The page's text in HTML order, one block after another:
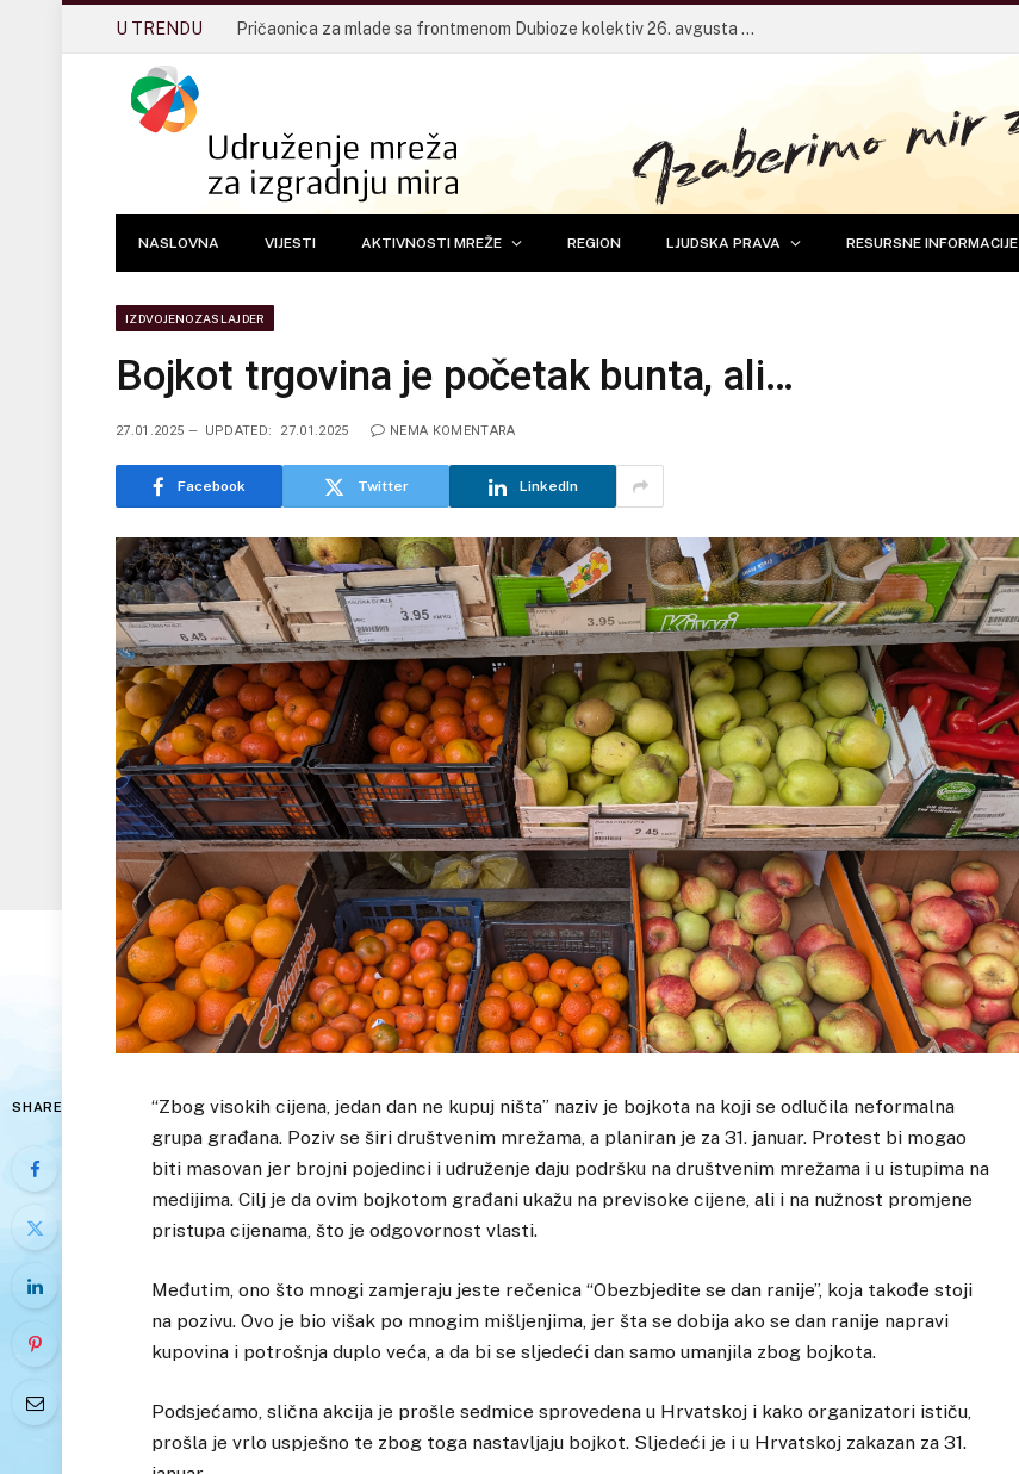
U TRENDU Pričaonica za mlade sa frontmenom Dubioze kolektiv 26. avgusta u Banjaluci
NASLOVNA VIJESTI AKTIVNOSTI MREŽE REGION LJUDSKA PRAVA RESURSNE INFORMACIJE
IZDVOJENOZASLAJDER
Bojkot trgovina je početak bunta, ali…
27.01.2025 UPDATED: 27.01.2025 NEMA KOMENTARA
Facebook Twitter LinkedIn
SHARE
“Zbog visokih cijena, jedan dan ne kupuj ništa” naziv je bojkota na koji se odlučila neformalna
grupa građana. Poziv se širi društvenim mrežama, a planiran je za 31. januar. Protest bi mogao
biti masovan jer brojni pojedinci i udruženje daju podršku na društvenim mrežama i u istupima na
medijima. Cilj je da ovim bojkotom građani ukažu na previsoke cijene, ali i na nužnost promjene
pristupa cijenama, što je odgovornost vlasti.
Međutim, ono što mnogi zamjeraju jeste rečenica “Obezbjedite se dan ranije”, koja takođe stoji
na pozivu. Ovo je bio višak po mnogim mišljenjima, jer šta se dobija ako se dan ranije napravi
kupovina i potrošnja duplo veća, a da bi se sljedeći dan samo umanjila zbog bojkota.
Podsjećamo, slična akcija je prošle sedmice sprovedena u Hrvatskoj i kako organizatori ističu,
prošla je vrlo uspješno te zbog toga nastavljaju bojkot. Sljedeći je i u Hrvatskoj zakazan za 31.